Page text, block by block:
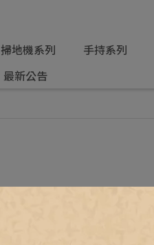
掃地機系列 手持系列
最新公告